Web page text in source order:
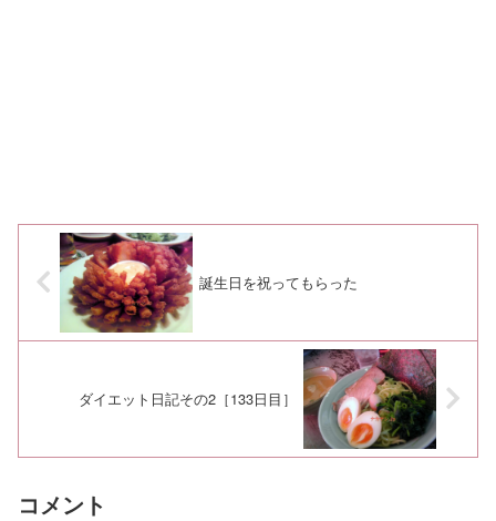
誕生日を祝ってもらった
ダイエット日記その2［133日目］
コメント